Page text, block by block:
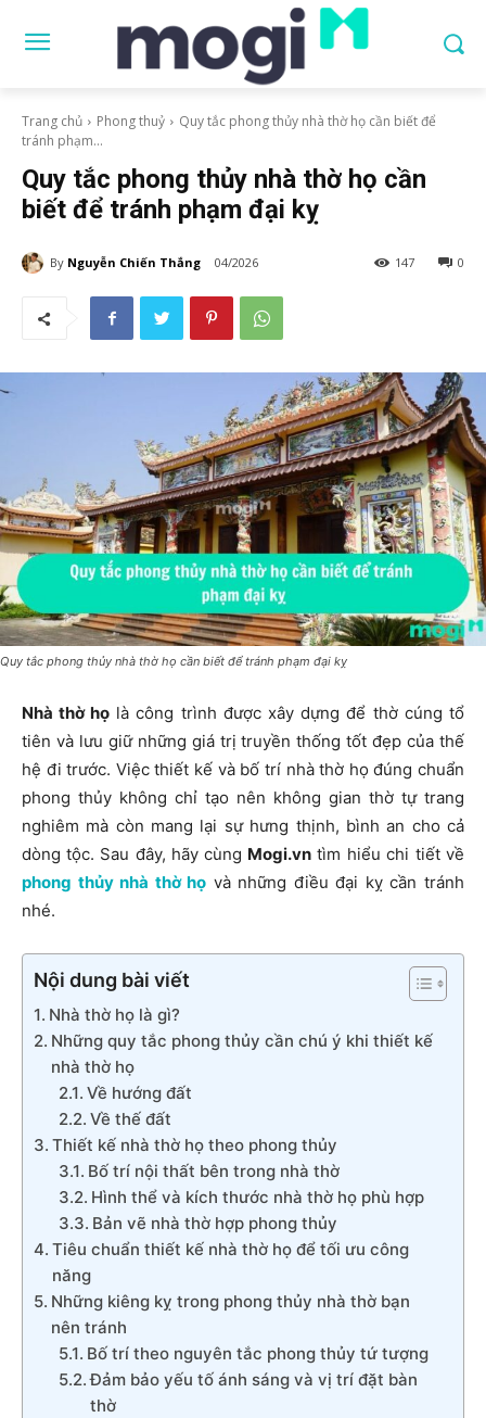
Trang chủ Phong thuỷ
Quy tắc phong thủy nhà thờ họ cần biết để
tránh phạm...
Quy tắc phong thủy nhà thờ họ cần
biết để tránh phạm đại kỵ
By Nguyễn Chiến Thắng 04/2026 0
147
Quy tắc phong thủy nhà thờ họ cần biết để tránh phạm đại kỵ
Nhà thờ họ là công trình được xây dựng để thờ cúng tổ
tiên và lưu giữ những giá trị truyền thống tốt đẹp của thế
hệ đi trước. Việc thiết kế và bố trí nhà thờ họ đúng chuẩn
phong thủy không chỉ tạo nên không gian thờ tự trang
nghiêm mà còn mang lại sự hưng thịnh, bình an cho cả
dòng tộc. Sau đây, hãy cùng Mogi.vn tìm hiểu chi tiết về
phong thủy nhà thờ họ và những điều đại kỵ cần tránh
nhé.
Nội dung bài viết
Nhà thờ họ là gì?
Những quy tắc phong thủy cần chú ý khi thiết kế
nhà thờ họ
Về hướng đất
Về thế đất
Thiết kế nhà thờ họ theo phong thủy
Bố trí nội thất bên trong nhà thờ
Hình thể và kích thước nhà thờ họ phù hợp
Bản vẽ nhà thờ hợp phong thủy
Tiêu chuẩn thiết kế nhà thờ họ để tối ưu công
năng
Những kiêng kỵ trong phong thủy nhà thờ bạn
nên tránh
Bố trí theo nguyên tắc phong thủy tứ tượng
Đảm bảo yếu tố ánh sáng và vị trí đặt bàn
thờ